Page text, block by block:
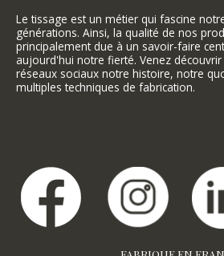
Le tissage est un métier qui fascine
générations. Ainsi, la qualité de nos
principalement due à un savoir-faire
aujourd'hui notre fierté. Venez
réseaux sociaux notre histoire, notre
multiples techniques de fabrication.